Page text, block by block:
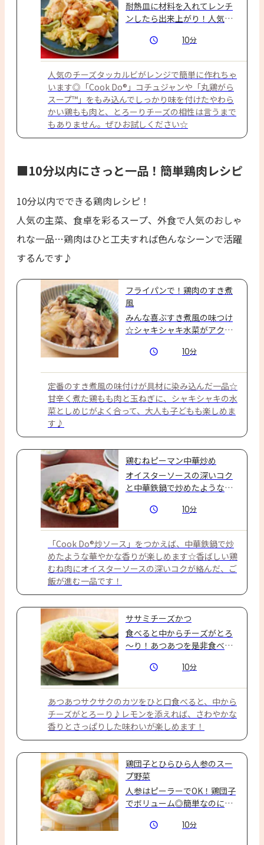
耐熱皿に材料を入れてレンチ
ンしたら出来上がり！人気の
タンに。
10分
人気のチーズタッカルビがレンジで簡単に作れちゃ
います◎「Cook Do®」コチュジャンや「丸鶏がら
スープ™」をもみ込んでしっかり味を付けたやわら
かい鶏もも肉と、とろーりチーズの相性は言うまで
もありません。ぜひお試しください☆
■10分以内にさっと一品！簡単鶏肉レシピ
10分以内でできる鶏肉レシピ！
人気の主菜、食卓を彩るスープ、外食で人気のおしゃ
れな一品…鶏肉はひと工夫すれば色んなシーンで活躍
するんです♪
フライパンで！鶏肉のすき煮
風
みんな喜ぶすき煮風の味つけ
☆シャキシャキ水菜がアクセ
10分
定番のすき煮風の味付けが具材に染み込んだ一品☆
甘辛く煮た鶏もも肉と玉ねぎに、シャキシャキの水
菜としめじがよく合って、大人も子どもも楽しめま
す♪
鶏むねピーマン中華炒め
オイスターソースの深いコク
と中華鉄鍋で炒めたような華
10分
「Cook Do®炒ソース」をつかえば、中華鉄鍋で炒
めたような華やかな香りが楽しめます☆香ばしい鶏
むね肉にオイスターソースの深いコクが絡んだ、ご
飯が進む一品です！
ササミチーズかつ
食べると中からチーズがとろ
～り！あつあつを是非食べて
10分
あつあつサクサクのカツをひと口食べると、中から
チーズがとろーり♪レモンを添えれば、さわやかな
香りとさっぱりした味わいが楽しめます！
鶏団子とひらひら人参のスー
プ野菜
人参はピーラーでOK！鶏団子
でボリューム◎簡単なのに家
10分